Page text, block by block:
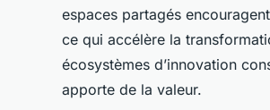
espaces partagés
ce qui accélère la
écosystèmes d’innovation
apporte de la valeur.